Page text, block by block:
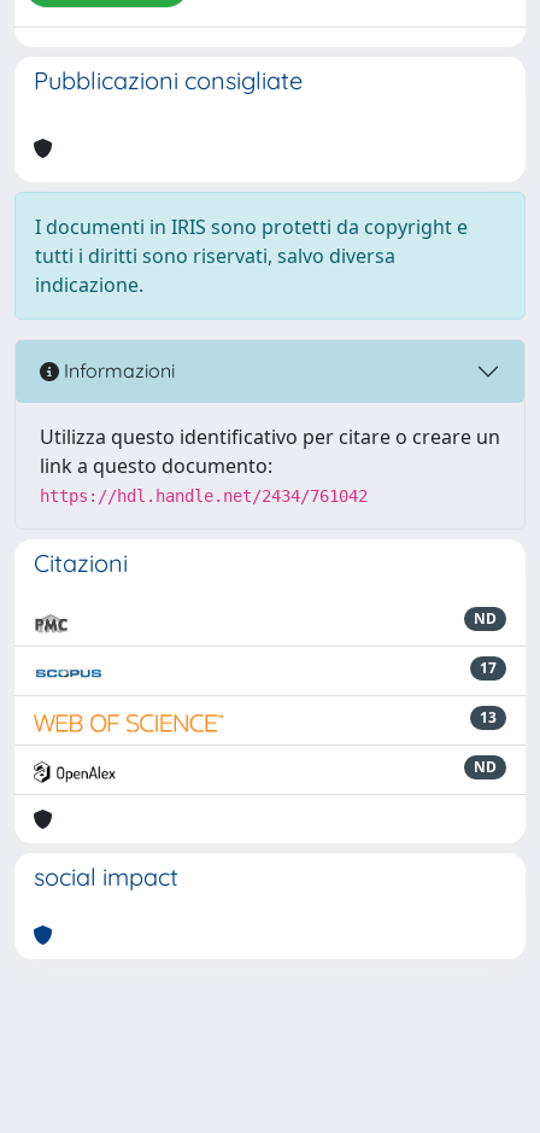
Pubblicazioni consigliate
I documenti in IRIS sono protetti da copyright e
tutti i diritti sono riservati, salvo diversa
indicazione.
Informazioni
Utilizza questo identificativo per citare o creare un
link a questo documento:
https://hdl.handle.net/2434/761042
Citazioni
ND
17
13
ND
social impact